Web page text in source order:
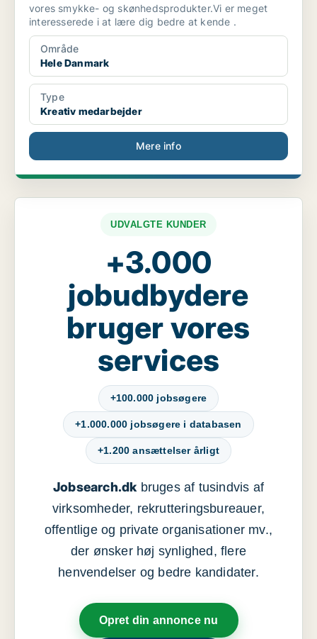
vores smykke- og skønhedsprodukter.Vi er meget
interesserede i at lære dig bedre at kende .
Område
Hele Danmark
Type
Kreativ medarbejder
Mere info
UDVALGTE KUNDER
+3.000
jobudbydere
bruger vores
services
+100.000 jobsøgere
+1.000.000 jobsøgere i databasen
+1.200 ansættelser årligt
Jobsearch.dkbruges af tusindvis af
virksomheder, rekrutteringsbureauer,
offentlige og private organisationer mv.,
der ønsker høj synlighed, flere
henvendelser og bedre kandidater.
Opret din annonce nu